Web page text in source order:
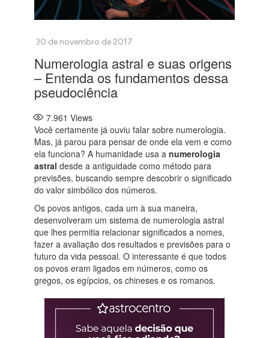
Numerologia astral e suas origens
– Entenda os fundamentos dessa
pseudociência
7.961 Views
Você certamente já ouviu falar sobre numerologia.
Mas, já parou para pensar de onde ela vem e como
ela funciona? A humanidade usa anumerologia
astral desde a antiguidade como método para
previsões, buscando sempre descobrir o significado
do valor simbólico dos números.
Os povos antigos, cada um à sua maneira,
desenvolveram um sistema de numerologia astral
que lhes permitia relacionar significados a nomes,
fazer a avaliação dos resultados e previsões para o
futuro da vida pessoal. O interessante é que todos
os povos eram ligados em números, como os
gregos, os egípcios, os chineses e os romanos.